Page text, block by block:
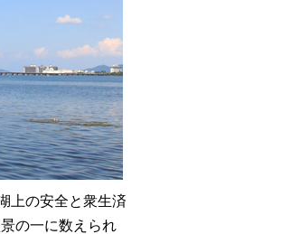
上の安全と衆生済
の一に数えられ